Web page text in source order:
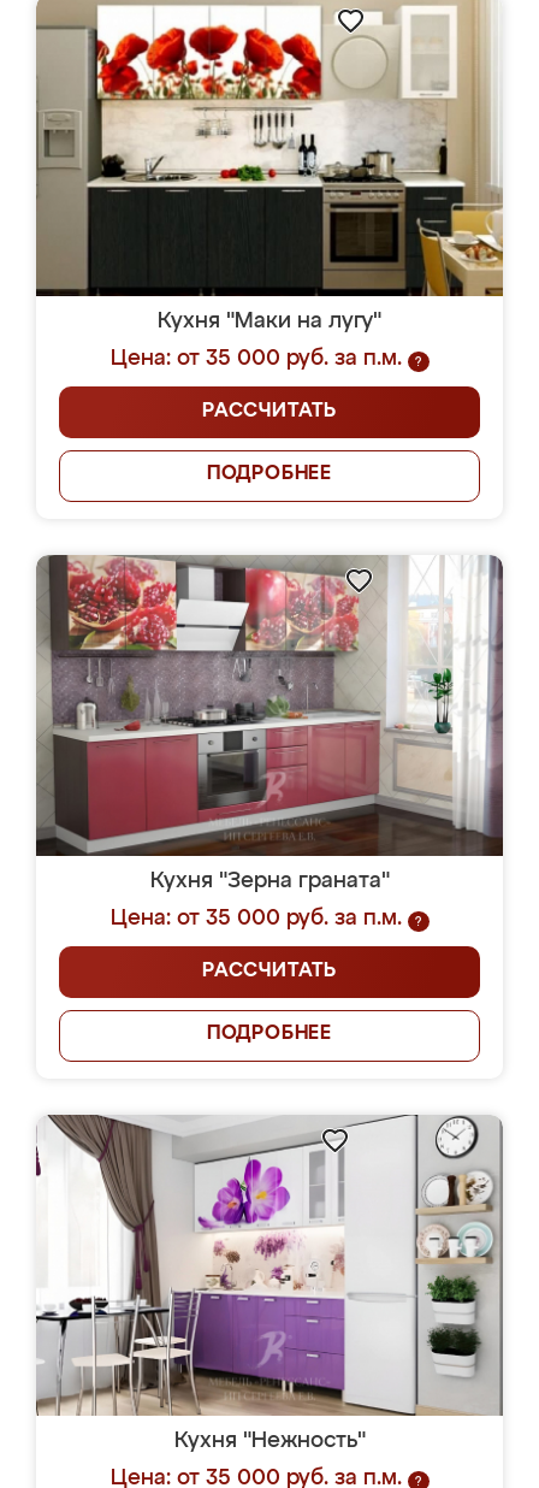
Кухня "Маки на лугу"
Цена: от 35 000 руб. за п.м.
?
РАССЧИТАТЬ
ПОДРОБНЕЕ
Кухня "Зерна граната"
Цена: от 35 000 руб. за п.м.
?
РАССЧИТАТЬ
ПОДРОБНЕЕ
Кухня "Нежность"
Цена: от 35 000 руб. за п.м.
?